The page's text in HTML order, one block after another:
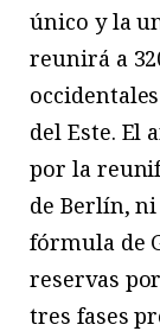
único y la
reunirá a
del Este. El
por la
de Berlín,
fórmula de
reservas
tres fases